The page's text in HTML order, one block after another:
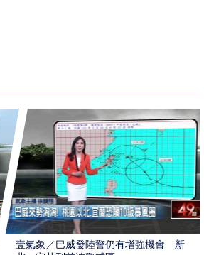
壹氣象／巴威發陸警仍有增強機會 新